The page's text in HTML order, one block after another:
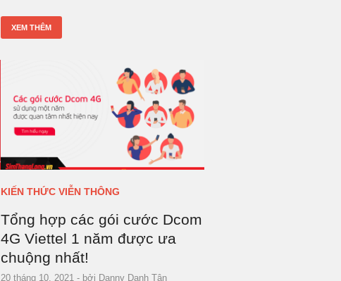
XEM THÊM
KIẾN THỨC VIỄN THÔNG
Tổng hợp các gói cước Dcom
4G Viettel 1 năm được ưa
chuộng nhất!
20 tháng 10, 2021- bởi Danny Danh Tân